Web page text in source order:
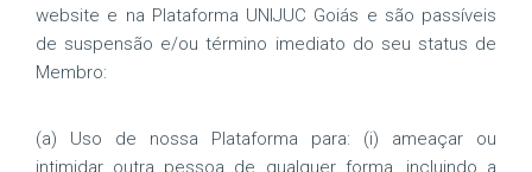
website e na Plataforma UNIJUC Goiás e são passíveis
de suspensão e/ou término imediato do seu status de
Membro:
(a) Uso de nossa Plataforma para: (i) ameaçar ou
intimidar outra pessoa de qualquer forma, incluindo a